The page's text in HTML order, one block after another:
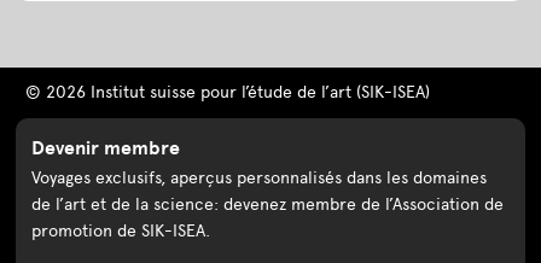
© 2026 Institut suisse pour l’étude de l’art (SIK-ISEA)
Devenir membre
Voyages exclusifs, aperçus personnalisés dans les domaines
de l’art et de la science: devenez membre de l’Association de
promotion de SIK-ISEA.